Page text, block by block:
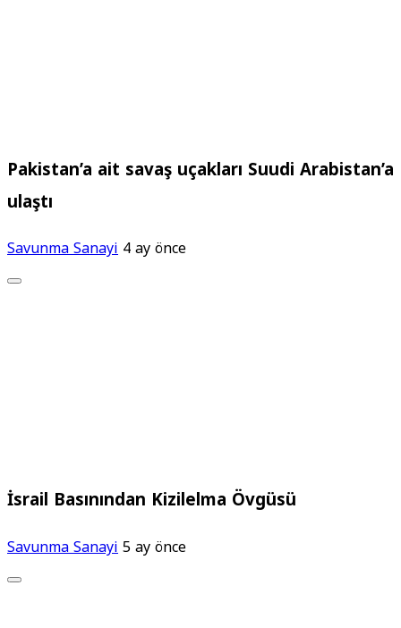
Pakistan’a ait savaş uçakları Suudi Arabistan’a
ulaştı
Savunma Sanayi4 ay önce
İsrail Basınından Kizilelma Övgüsü
Savunma Sanayi5 ay önce